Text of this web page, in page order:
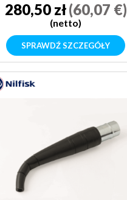
280,50 zł(60,07 €)
(netto)
SPRAWDŹ SZCZEGÓŁY